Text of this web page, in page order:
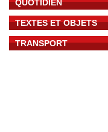
QUOTIDIEN
TEXTES ET OBJETS
TRANSPORT